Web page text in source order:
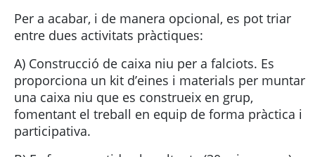
Per a acabar, i de manera opcional, es pot triar
entre dues activitats pràctiques:
A) Construcció de caixa niu per a falciots. Es
proporciona un kit d’eines i materials per muntar
una caixa niu que es construeix en grup,
fomentant el treball en equip de forma pràctica i
participativa.